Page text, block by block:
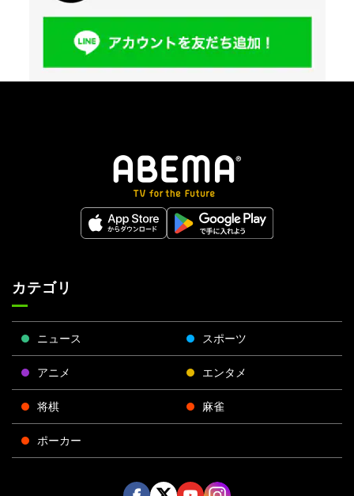
カテゴリ
ニュース スポーツ
アニメ エンタメ
将棋 麻雀
ポーカー